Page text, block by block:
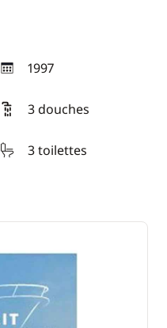
1997
année
3 douches
3 toilettes